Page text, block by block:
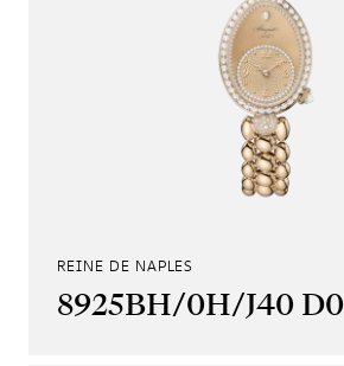
REINE DE NAPLES
8925BH/0H/J40 D0